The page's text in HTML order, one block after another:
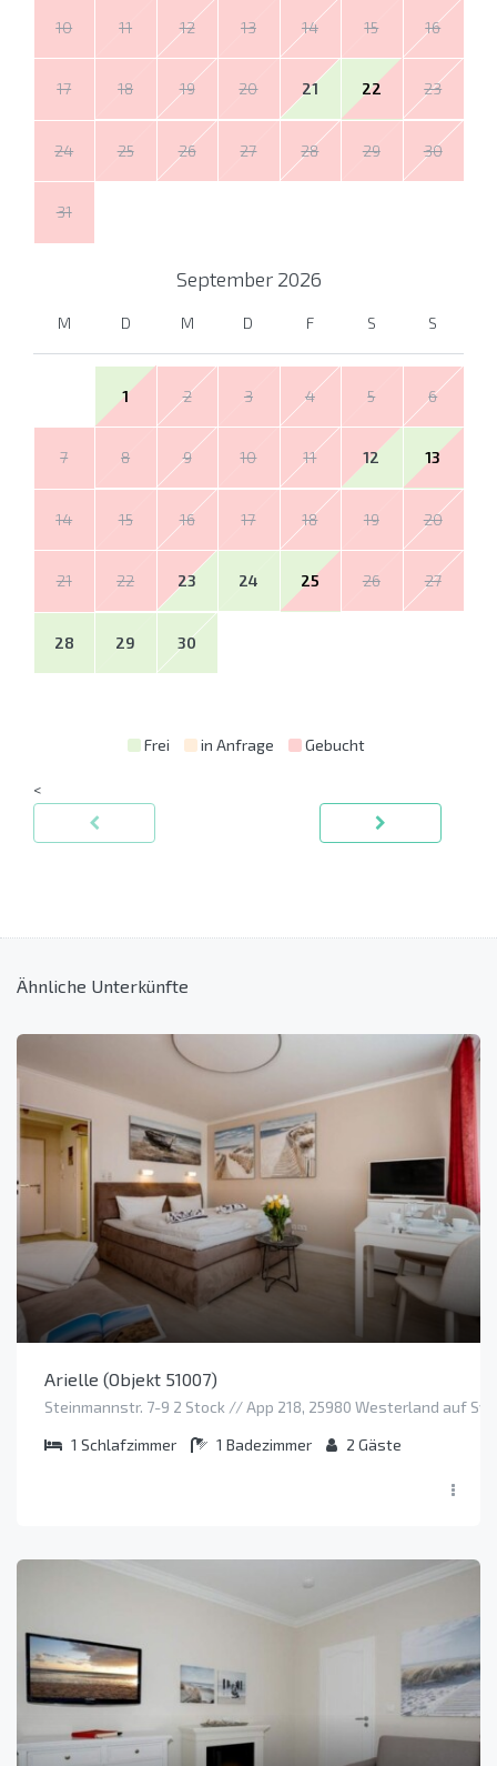
10 11 12 13 14 15 16
17 18 19 20 21 22 23
24 25 26 27 28 29 30
31
September 2026
M D M D F S S
1 2 3 4 5 6
7 8 9 10 11 12 13
14 15 16 17 18 19 20
21 22 23 24 25 26 27
28 29 30
Frei in Anfrage Gebucht
<
Ähnliche Unterkünfte
Arielle (Objekt 51007)
Steinmannstr. 7-9 2 Stock // App 218, 25980 Westerland auf Sylt
1 Schlafzimmer 1 Badezimmer 2 Gäste